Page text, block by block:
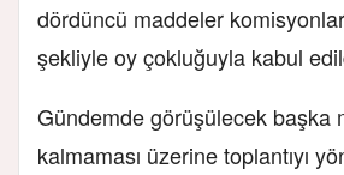
dördüncü maddeler
şekliyle oy çokluğuyla kabul
Gündemde görüşülecek başka
kalmaması üzerine toplantıyı